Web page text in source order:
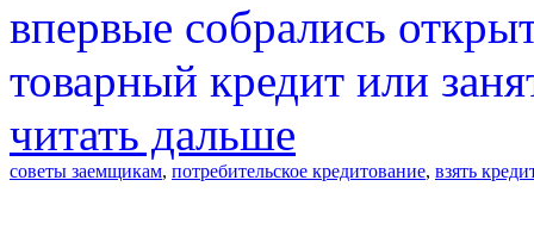
впервые собрались
товарный кредит или
читать дальше
советы заемщикам, потребительское кредитование, взять